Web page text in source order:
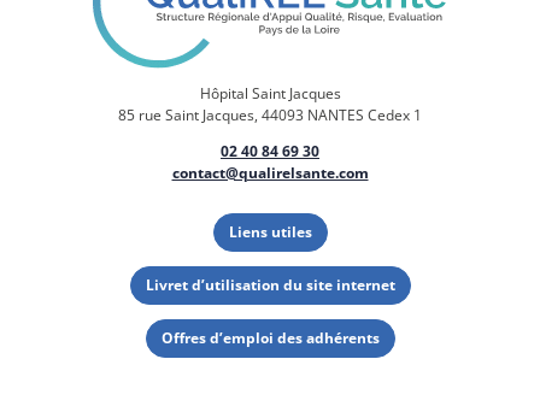
Hôpital Saint Jacques
85 rue Saint Jacques, 44093 NANTES Cedex 1
02 40 84 69 30
contact@qualirelsante.com
Liens utiles
Livret d’utilisation du site internet
Offres d’emploi des adhérents